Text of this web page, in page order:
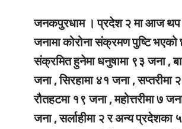
जनकपुरधाम ।प्रदेश २ मा आज
जनामा कोरोना संक्रमण पुष्टि भएको
संक्रमित हुनेमा धनुषामा ९३ जना ,
जना , सिरहामा ४१ जना , सप्तरीमा
रौतहटमा १९ जना , महोत्तरीमा ७
जना , सर्लाहीमा २ र अन्य प्रदेशका